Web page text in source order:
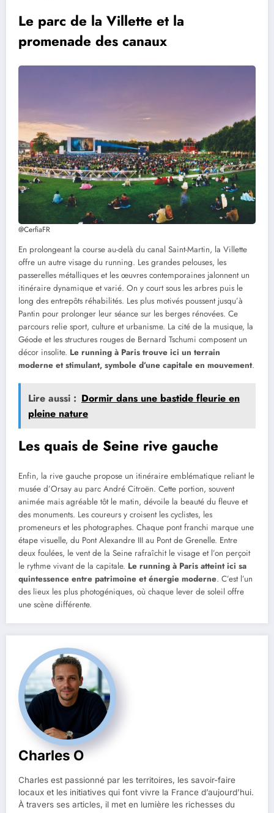
Le parc de la Villette et la
promenade des canaux
@CerfiaFR
En prolongeant la course au-delà du canal Saint-Martin, la Villette
offre un autre visage du running. Les grandes pelouses, les
passerelles métalliques et les œuvres contemporaines jalonnent un
itinéraire dynamique et varié. On y court sous les arbres puis le
long des entrepôts réhabilités. Les plus motivés poussent jusqu’à
Pantin pour prolonger leur séance sur les berges rénovées. Ce
parcours relie sport, culture et urbanisme. La cité de la musique, la
Géode et les structures rouges de Bernard Tschumi composent un
décor insolite. Le running à Paris trouve ici un terrain
moderne et stimulant, symbole d’une capitale en mouvement.
Lire aussi : Dormir dans une bastide fleurie en
pleine nature
Les quais de Seine rive gauche
Enfin, la rive gauche propose un itinéraire emblématique reliant le
musée d’Orsay au parc André Citroën. Cette portion, souvent
animée mais agréable tôt le matin, dévoile la beauté du fleuve et
des monuments. Les coureurs y croisent les cyclistes, les
promeneurs et les photographes. Chaque pont franchi marque une
étape visuelle, du Pont Alexandre III au Pont de Grenelle. Entre
deux foulées, le vent de la Seine rafraîchit le visage et l’on perçoit
le rythme vivant de la capitale. Le running à Paris atteint ici sa
quintessence entre patrimoine et énergie moderne. C’est l’un
des lieux les plus photogéniques, où chaque lever de soleil offre
une scène différente.
Charles O
Charles est passionné par les territoires, les savoir-faire
locaux et les initiatives qui font vivre la France d’aujourd’hui.
À travers ses articles, il met en lumière les richesses du